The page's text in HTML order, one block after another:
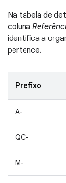
Na tabela de
coluna
identifica a
pertence.
Prefixo
A-
QC-
M-